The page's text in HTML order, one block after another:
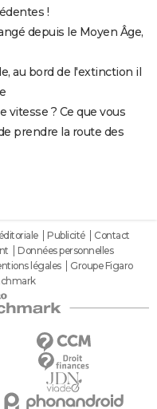
!
depuis le Moyen Âge,
au bord de l'extinction il
vitesse ? Ce que vous
prendre la route des
Publicité
Contact
Données personnelles
légales
Groupe Figaro